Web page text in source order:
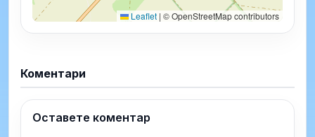
Leaflet | © OpenStreetMap contributors
Коментари
Оставете коментар